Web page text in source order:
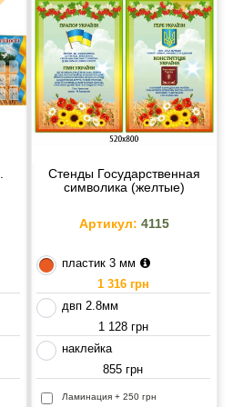
Стенды Государственная
символика (желтые)
Артикул: 4115
пластик 3 мм
1 316 грн
двп 2.8мм
1 128 грн
наклейка
855 грн
Ламинация + 250 грн